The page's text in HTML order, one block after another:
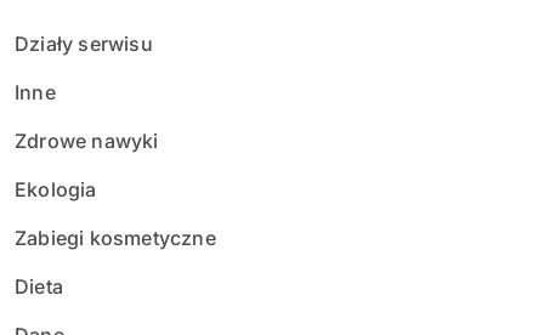
Działy serwisu
Inne
Zdrowe nawyki
Ekologia
Zabiegi kosmetyczne
Dieta